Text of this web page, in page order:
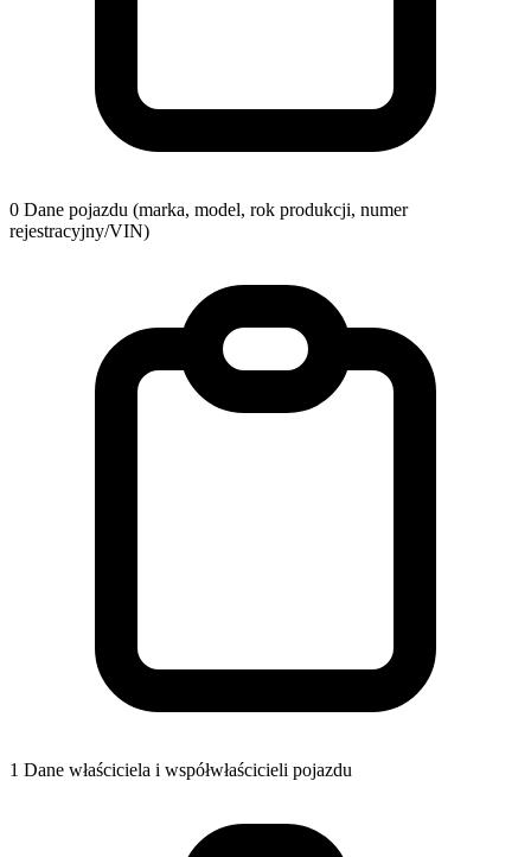
0 Dane pojazdu (marka, model, rok produkcji, numer
rejestracyjny/VIN)
1 Dane właściciela i współwłaścicieli pojazdu